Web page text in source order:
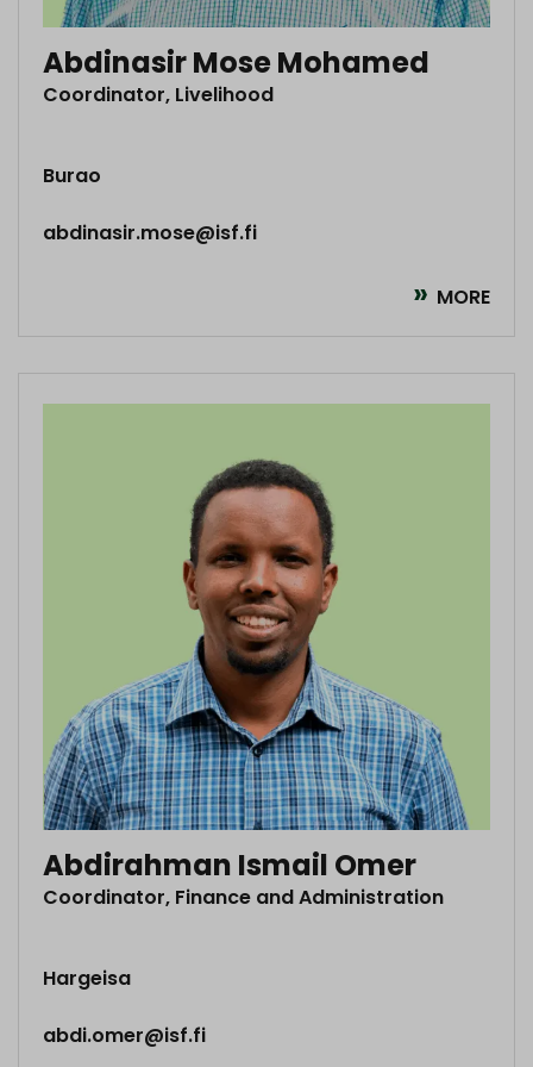
Abdinasir Mose Mohamed
Coordinator, Livelihood
Burao
abdinasir.mose@isf.fi
MORE
Abdirahman Ismail Omer
Coordinator, Finance and Administration
Hargeisa
abdi.omer@isf.fi